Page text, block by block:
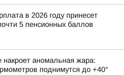
в 2026 году принесет
5 пенсионных баллов
накроет аномальная жара:
поднимутся до +40°